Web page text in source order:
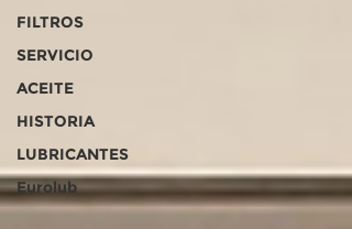
FILTROS
SERVICIO
ACEITE
HISTORIA
LUBRICANTES
Eurolub